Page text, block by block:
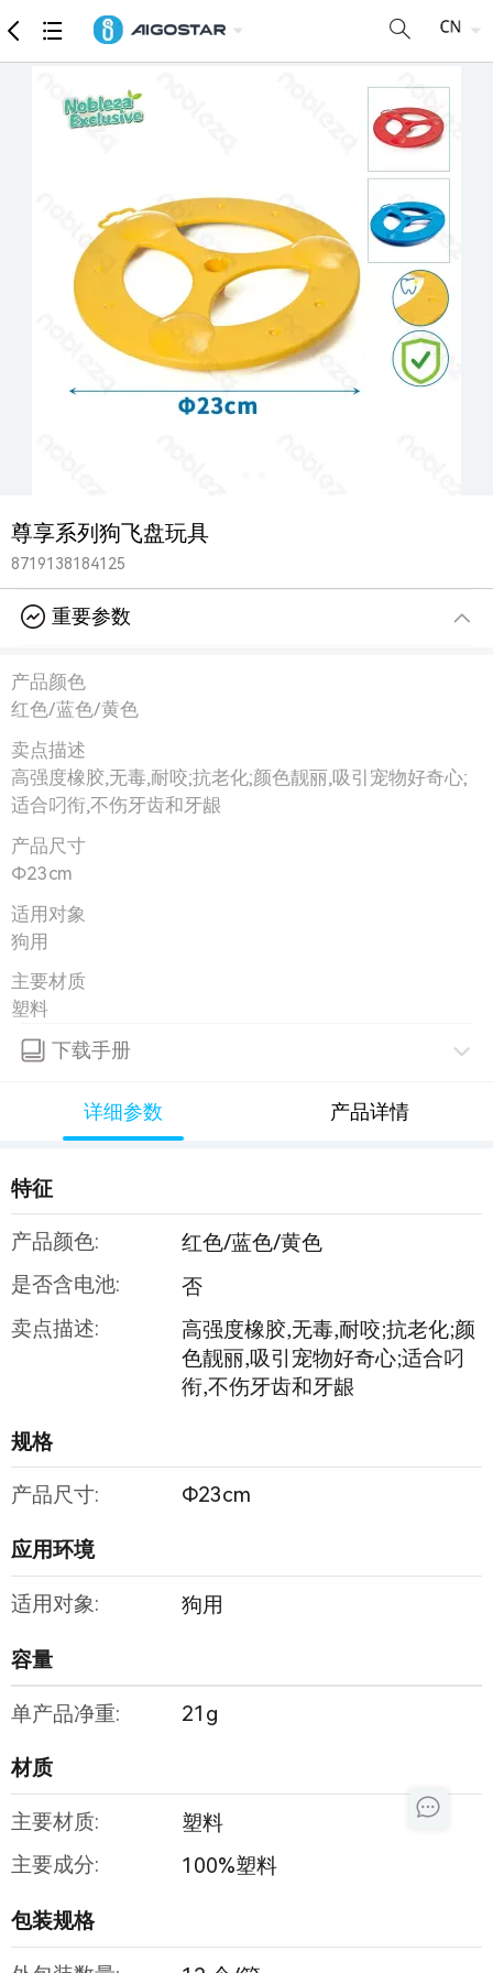
商品 详细参数
尊享系列狗飞盘玩具
8719138184125
重要参数
产品颜色
红色/蓝色/黄色
卖点描述
高强度橡胶,无毒,耐咬;抗老化;颜色靓丽,吸引宠物好奇心;
适合叼衔,不伤牙齿和牙龈
产品尺寸
Φ23cm
适用对象
狗用
主要材质
塑料
下载手册
详细参数 产品详情
特征
产品颜色:
红色/蓝色/黄色
是否含电池:
否
卖点描述:
高强度橡胶,无毒,耐咬;抗老化;颜
色靓丽,吸引宠物好奇心;适合叼
衔,不伤牙齿和牙龈
规格
产品尺寸: Φ23cm
应用环境
适用对象: 狗用
容量
单产品净重: 21g
材质
主要材质:
塑料
主要成分:
100%塑料
包装规格